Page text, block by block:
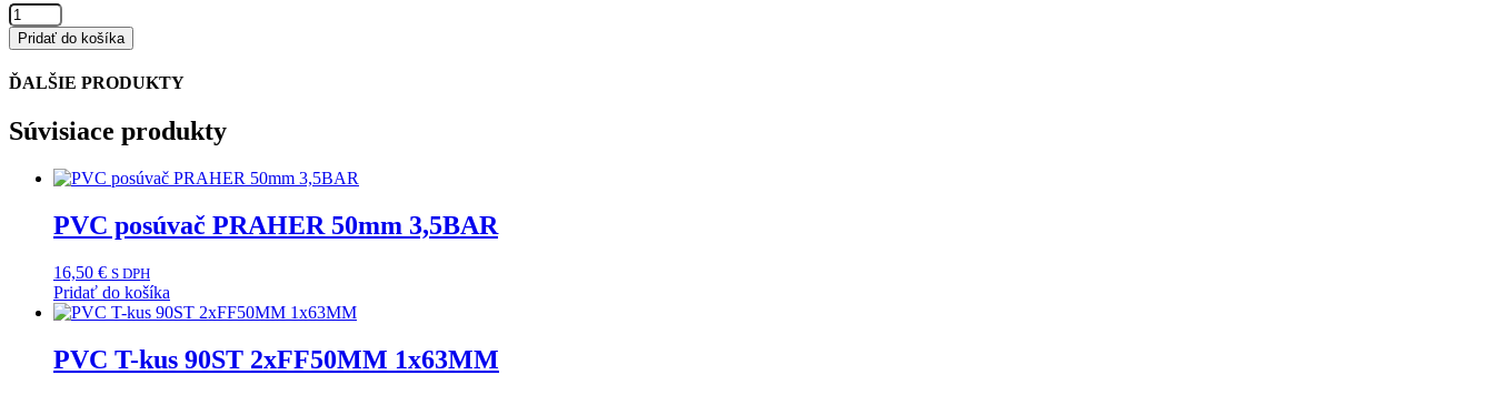
množstvo
PVC
2-
GV
Effast
PN16
Pridať do košíka
ĎALŠIE PRODUKTY
Súvisiace produkty
PVC posúvač PRAHER 50mm 3,5BAR
16,50 € S DPH
Pridať do košíka
PVC T-kus 90ST 2xFF50MM 1x63MM